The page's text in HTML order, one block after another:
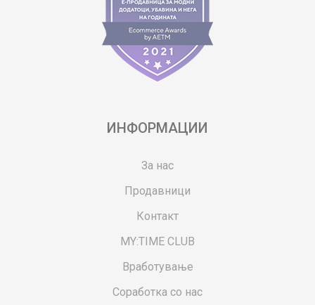
ИНФОРМАЦИИ
За нас
Продавници
Контакт
MY:TIME CLUB
Вработување
Соработка со нас